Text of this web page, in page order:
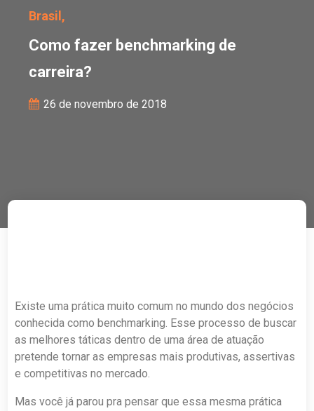
Brasil,
Como fazer benchmarking de
carreira?
26 de novembro de 2018
Existe uma prática muito comum no mundo dos negócios
conhecida como benchmarking. Esse processo de buscar
as melhores táticas dentro de uma área de atuação
pretende tornar as empresas mais produtivas, assertivas
e competitivas no mercado.
Mas você já parou pra pensar que essa mesma prática